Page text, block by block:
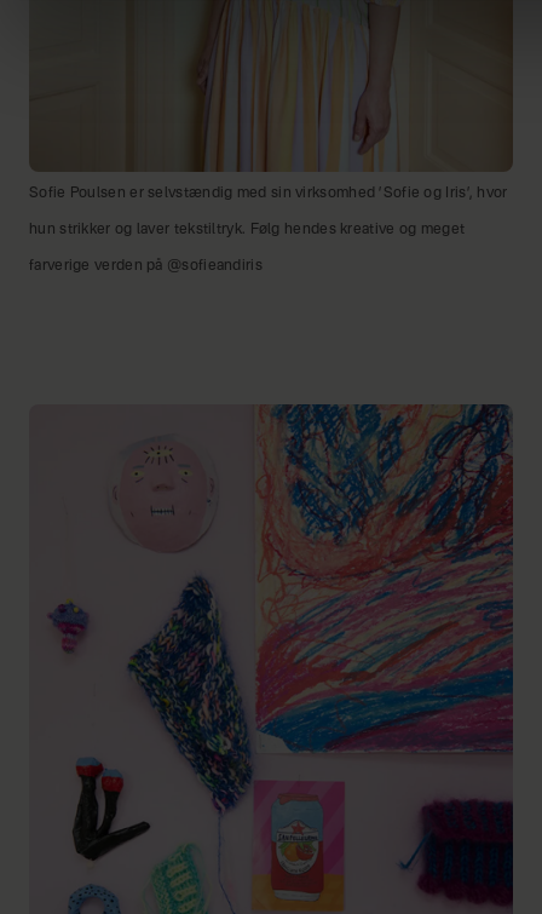
Sofie Poulsen er selvstændig med sin virksomhed ’Sofie og Iris’, hvor
hun strikker og laver tekstiltryk. Følg hendes kreative og meget
farverige verden på @sofieandiris